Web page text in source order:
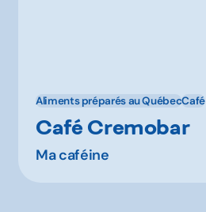
Aliments préparés au QuébecCafé
Café Cremobar
Ma caféine